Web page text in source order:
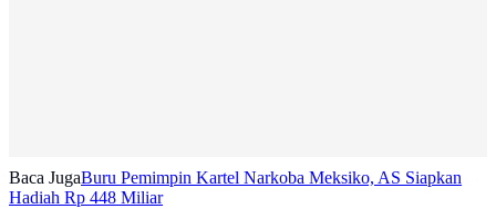
Baca JugaBuru Pemimpin Kartel Narkoba Meksiko, AS Siapkan
Hadiah Rp 448 Miliar